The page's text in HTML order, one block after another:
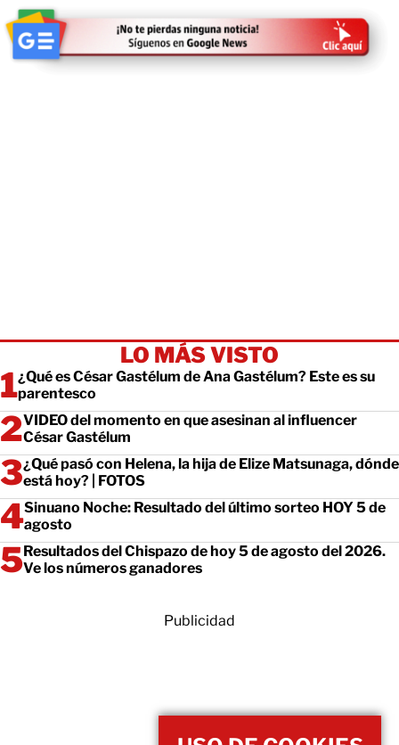
LO MÁS VISTO
¿Qué es César Gastélum de Ana Gastélum? Este es su
parentesco
VIDEO del momento en que asesinan al influencer
César Gastélum
¿Qué pasó con Helena, la hija de Elize Matsunaga, dónde
está hoy? | FOTOS
Sinuano Noche: Resultado del último sorteo HOY 5 de
agosto
Resultados del Chispazo de hoy 5 de agosto del 2026.
Ve los números ganadores
Publicidad